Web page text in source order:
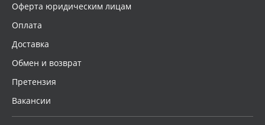
Оферта юридическим лицам
Оплата
Доставка
Обмен и возврат
Претензия
Вакансии